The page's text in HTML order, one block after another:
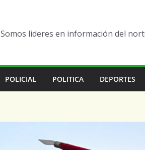
Somos lideres en información del
POLICIAL POLITICA DEPORTES